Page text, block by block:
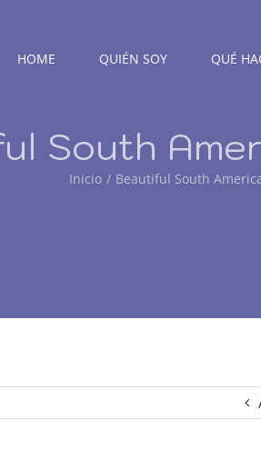
HOME QUIÉN SOY QUÉ
South
Inicio Beautiful South